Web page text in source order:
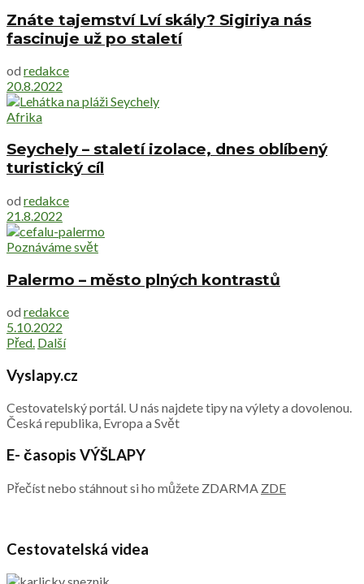
Znáte tajemství Lví skály? Sigiriya nás
fascinuje už po staletí
od redakce
20.8.2022
Afrika
Seychely – staletí izolace, dnes oblíbený
turistický cíl
od redakce
21.8.2022
Poznáváme svět
Palermo – město plných kontrastů
od redakce
5.10.2022
Před. Další
Vyslapy.cz
Cestovatelský portál. U nás najdete tipy na výlety a dovolenou.
Česká republika, Evropa a Svět
E- časopis VÝŠLAPY
Přečíst nebo stáhnout si ho můžete ZDARMA ZDE
Cestovatelská videa